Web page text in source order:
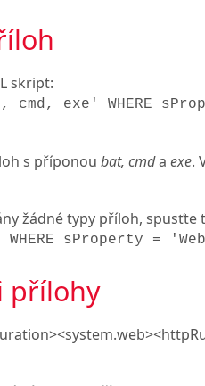
skript:
cmd, exe' WHERE
s příponou bat, cmda exe.
žádné typy příloh, spusťte
WHERE sProperty =
přílohy